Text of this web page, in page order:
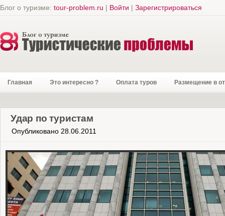
Блог о туризме: tour-problem.ru | Войти | Зарегистрироваться
Главная Это интересно ? Оплата туров Размещение в
Удар по туристам
Опубликовано 28.06.2011